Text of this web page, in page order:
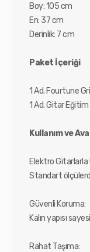
Boy: 105 cm
En: 37 cm
Derinlik: 7 cm
Paket İçeriği
1 Ad. Fourtune
1 Ad. Gitar
Kullanım ve
Elektro Gitarlarla
Standart
Güvenli Koruma:
Kalın yapısı
Rahat Taşıma: